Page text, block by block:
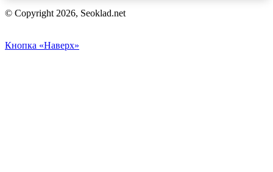
© Copyright 2026, Seoklad.net
Кнопка «Наверх»